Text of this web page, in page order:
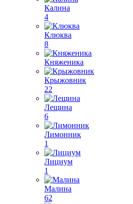
Калина
4
Клюква
8
Княженика
Крыжовник
22
Лещина
6
Лимонник
1
Лициум
1
Малина
62